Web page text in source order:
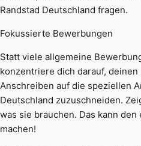
Randstad Deutschland fragen.
Fokussierte Bewerbungen
Statt viele allgemeine
konzentriere dich darauf,
Anschreiben auf die speziellen
Deutschland zuzuschneiden.
was sie brauchen. Das kann
machen!